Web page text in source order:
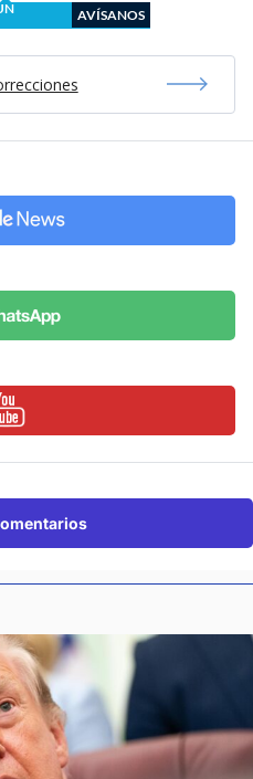
AVÍSANOS